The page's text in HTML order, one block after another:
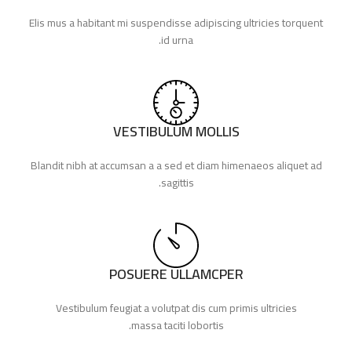
Elis mus a habitant mi suspendisse adipiscing ultricies torquent
id urna.
VESTIBULUM MOLLIS
Blandit nibh at accumsan a a sed et diam himenaeos aliquet ad
sagittis.
POSUERE ULLAMCPER
Vestibulum feugiat a volutpat dis cum primis ultricies
massa taciti lobortis.